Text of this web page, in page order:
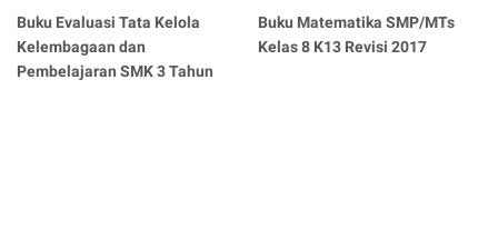
Buku Evaluasi Tata Kelola
Kelembagaan dan
Pembelajaran SMK 3 Tahun
Buku Matematika SMP/MTs
Kelas 8 K13 Revisi 2017